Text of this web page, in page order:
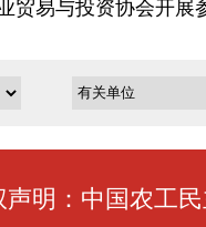
贸易与投资协会开展
声明：中国农工